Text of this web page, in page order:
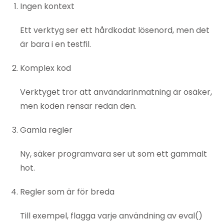
Ingen kontext
Ett verktyg ser ett hårdkodat lösenord, men det
är bara i en testfil.
Komplex kod
Verktyget tror att användarinmatning är osäker,
men koden rensar redan den.
Gamla regler
Ny, säker programvara ser ut som ett gammalt
hot.
Regler som är för breda
Till exempel, flagga varje användning av eval()